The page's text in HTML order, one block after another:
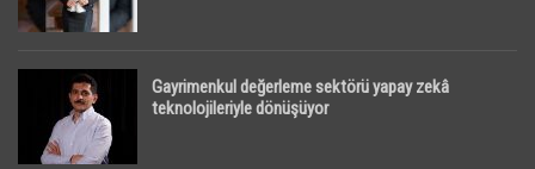
Gayrimenkul değerleme sektörü yapay zekâ
teknolojileriyle dönüşüyor